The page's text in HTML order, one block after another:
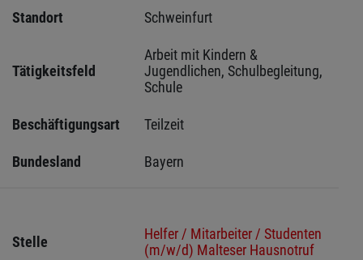
Standort
Schweinfurt
Tätigkeitsfeld
Arbeit mit Kindern &
Jugendlichen, Schulbegleitung,
Schule
Beschäftigungsart Teilzeit
Bundesland Bayern
Stelle
Helfer / Mitarbeiter / Studenten
(m/w/d) Malteser Hausnotruf